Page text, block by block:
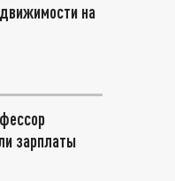
на
зарплаты